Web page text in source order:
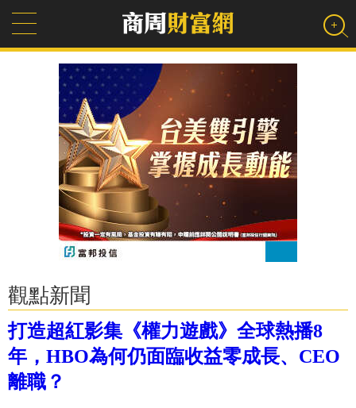
觀點新聞
打造超紅影集《權力遊戲》全球熱播8
年，HBO為何仍面臨收益零成長、CEO
離職？